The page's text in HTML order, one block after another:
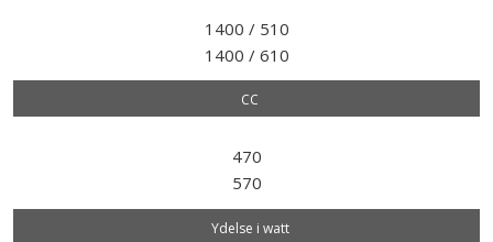
1400 / 510
1400 / 610
CC
470
570
Ydelse i watt